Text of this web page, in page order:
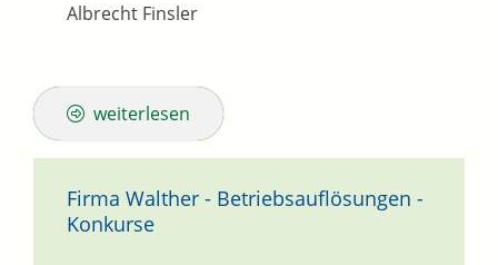
Albrecht Finsler
weiterlesen
Firma Walther - Betriebsauflösungen -
Konkurse